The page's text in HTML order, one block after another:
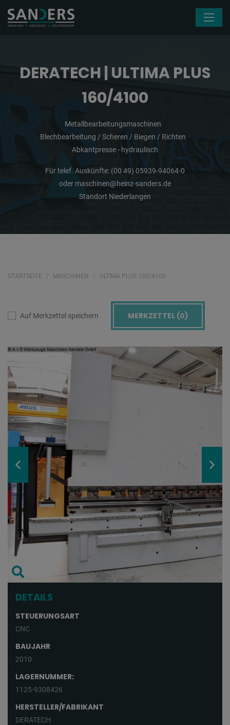
DERATECH | ULTIMA PLUS
160/4100
Metallbearbeitungsmaschinen
Blechbearbeitung / Scheren / Biegen / Richten
Abkantpresse - hydraulisch
Für telef. Auskünfte: (00 49) 05939-94064-0
oder maschinen@heinz-sanders.de
Standort Niederlangen
STARTSEITE MASCHINEN ULTIMA PLUS 160/4100
Auf Merkzettel speichern MERKZETTEL (0)
DETAILS
STEUERUNGSART
CNC
BAUJAHR
2010
LAGERNUMMER:
1125-9308426
HERSTELLER/FABRIKANT
DERATECH